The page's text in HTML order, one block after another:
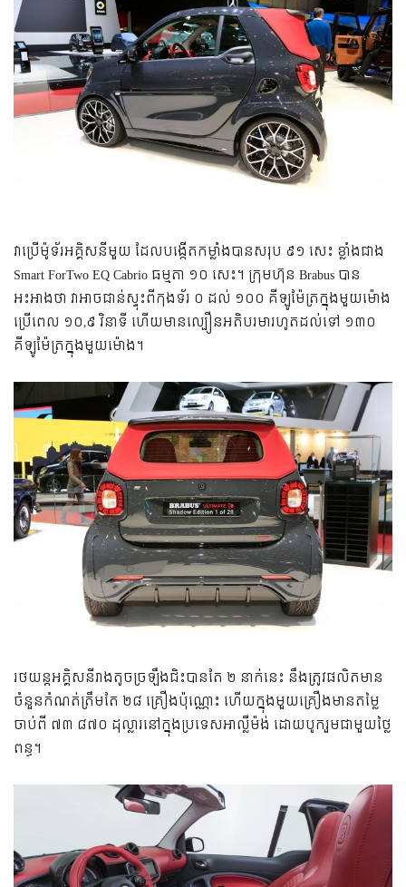
វាប្រើ​ម៉ូទ័រ​អគ្គិសនី​មួយ ដែលបង្កើត​កម្លាំង​បាន​សរុប ៩១ សេះ ខ្លាំង​ជាង
Smart ForTwo EQ Cabrio ធម្មតា ១០ សេះ។ ក្រុមហ៊ុន Brabus បាន​
អះអាង​ថា វា​អាច​ជាន់​ស្ទុះ​ពី​កុងទ័រ ០ ដល់ ១០០ គីឡូម៉ែត្រ​ក្នុង​មួយ​ម៉ោង
ប្រើ​ពេល ១០,៩ វិនាទី ហើយ​មាន​ល្បឿន​អតិបរមា​រហូត​ដល់​ទៅ ១៣០
គីឡូម៉ែត្រ​ក្នុង​មួយ​ម៉ោង។
រថយន្ត​អគ្គិសនី​រាង​តូច​ច្រឡឹង​ជិះ​បាន​តែ ២ នាក់​នេះ នឹង​ត្រូវ​ផលិត​មាន​
ចំនួន​កំណត់​ត្រឹមតែ ២៨ គ្រឿង​ប៉ុណ្ណោះ ហើយ​ក្នុង​មួយ​គ្រឿង​មាន​តម្លៃ​
ចាប់​ពី ៧៣ ៨៧០ ដុល្លារ​នៅ​ក្នុង​ប្រទេស​អាល្លឺម៉ង់ ដោយ​បូក​រួម​ជាមួយ​ថ្លៃ​
ពន្ធ។